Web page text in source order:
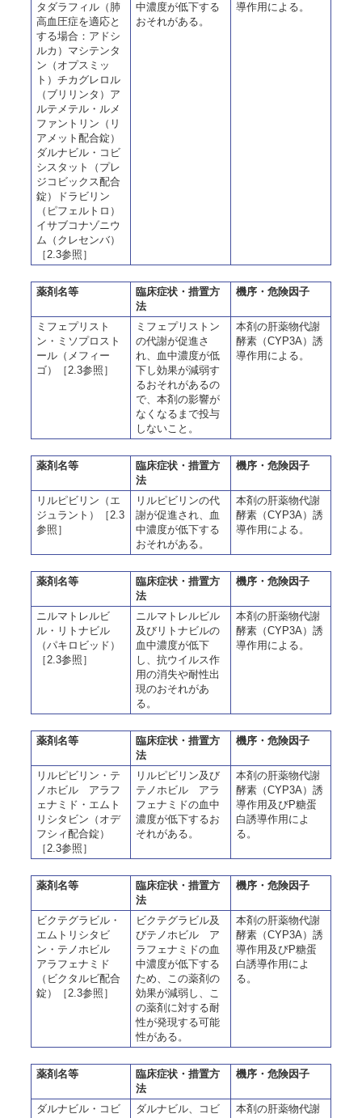
タダラフィル（肺
高血圧症を適応と
する場合：アドシ
ルカ）マシテンタ
ン（オプスミッ
ト）チカグレロル
（ブリリンタ）ア
ルテメテル・ルメ
ファントリン（リ
アメット配合錠）
ダルナビル・コビ
シスタット（プレ
ジコビックス配合
錠）ドラビリン
（ピフェルトロ）
イサブコナゾニウ
ム（クレセンバ）
［2.3参照］
中濃度が低下する
おそれがある。
導作用による。
薬剤名等
臨床症状・措置方
法
機序・危険因子
ミフェプリスト
ン・ミソプロスト
ール（メフィー
ゴ）［2.3参照］
ミフェプリストン
の代謝が促進さ
れ、血中濃度が低
下し効果が減弱す
るおそれがあるの
で、本剤の影響が
なくなるまで投与
しないこと。
本剤の肝薬物代謝
酵素（CYP3A）誘
導作用による。
薬剤名等
臨床症状・措置方
法
機序・危険因子
リルピビリン（エ
ジュラント）［2.3
参照］
リルピビリンの代
謝が促進され、血
中濃度が低下する
おそれがある。
本剤の肝薬物代謝
酵素（CYP3A）誘
導作用による。
薬剤名等
臨床症状・措置方
法
機序・危険因子
ニルマトレルビ
ル・リトナビル
（パキロビッド）
［2.3参照］
ニルマトレルビル
及びリトナビルの
血中濃度が低下
し、抗ウイルス作
用の消失や耐性出
現のおそれがあ
る。
本剤の肝薬物代謝
酵素（CYP3A）誘
導作用による。
薬剤名等
臨床症状・措置方
法
機序・危険因子
リルピビリン・テ
ノホビル アラフ
ェナミド・エムト
リシタビン（オデ
フシィ配合錠）
［2.3参照］
リルピビリン及び
テノホビル アラ
フェナミドの血中
濃度が低下するお
それがある。
本剤の肝薬物代謝
酵素（CYP3A）誘
導作用及びP糖蛋
白誘導作用によ
る。
薬剤名等
臨床症状・措置方
法
機序・危険因子
ビクテグラビル・
エムトリシタビ
ン・テノホビル
アラフェナミド
（ビクタルビ配合
錠）［2.3参照］
ビクテグラビル及
びテノホビル ア
ラフェナミドの血
中濃度が低下する
ため、この薬剤の
効果が減弱し、こ
の薬剤に対する耐
性が発現する可能
性がある。
本剤の肝薬物代謝
酵素（CYP3A）誘
導作用及びP糖蛋
白誘導作用によ
る。
薬剤名等
臨床症状・措置方
法
機序・危険因子
ダルナビル・コビ
ダルナビル、コビ
本剤の肝薬物代謝